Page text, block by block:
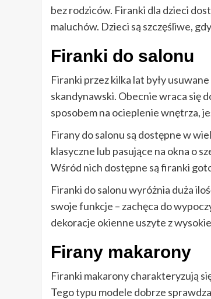
bez rodziców. Firanki dla dzieci
maluchów. Dzieci są szczęśliwe,
Firanki do salonu
Firanki przez kilka lat były
skandynawski. Obecnie wraca się
sposobem na ocieplenie wnętrza,
Firany do salonu są dostępne w
klasyczne lub pasujące na okna o
Wśród nich dostępne są firanki
Firanki do salonu wyróżnia duża
swoje funkcje – zachęca do
dekoracje okienne uszyte z
Firany makarony
Firanki makarony charakteryzują
Tego typu modele dobrze